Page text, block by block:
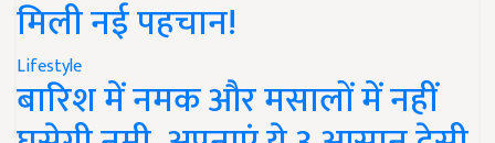
मिली नई पहचान!
Lifestyle
बारिश में नमक और मसालों में नहीं